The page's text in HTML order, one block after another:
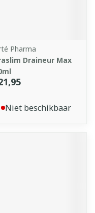
Pharma
Draineur Max
Niet beschikbaar